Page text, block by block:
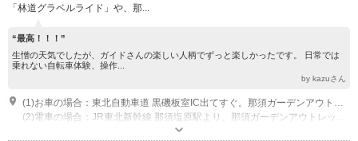
「林道グラベルライド」や、那...
“最高！！！”
生憎の天気でしたが、ガイドさんの楽しい人柄でずっと楽しかったです。 日常では
乗れない自転車体験、操作...
by kazuさん
(1)お車の場合：東北自動車道 黒磯板室IC出てすぐ。那須ガーデンアウトレット内。